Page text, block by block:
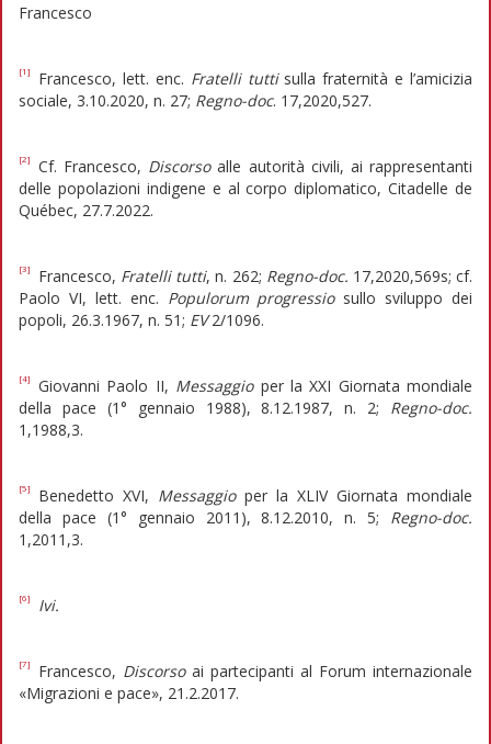
Francesco
[1] Francesco, lett. enc. Fratelli tuttisulla fraternità e l’amicizia
sociale, 3.10.2020, n. 27; Regno-doc. 17,2020,527.
[2] Cf. Francesco, Discorsoalle autorità civili, ai rappresentanti
delle popolazioni indigene e al corpo diplomatico, Citadelle de
Québec, 27.7.2022.
[3] Francesco, Fratelli tutti, n. 262; Regno-doc. 17,2020,569s; cf.
Paolo VI, lett. enc. Populorum progressiosullo sviluppo dei
popoli, 26.3.1967, n. 51; EV2/1096.
[4] Giovanni Paolo II, Messaggioper la XXI Giornata mondiale
della pace (1° gennaio 1988), 8.12.1987, n. 2; Regno-doc.
1,1988,3.
[5] Benedetto XVI, Messaggio per la XLIV Giornata mondiale
della pace (1° gennaio 2011), 8.12.2010, n. 5; Regno-doc.
1,2011,3.
[6] Ivi.
[7] Francesco, Discorso ai partecipanti al Forum internazionale
«Migrazioni e pace», 21.2.2017.